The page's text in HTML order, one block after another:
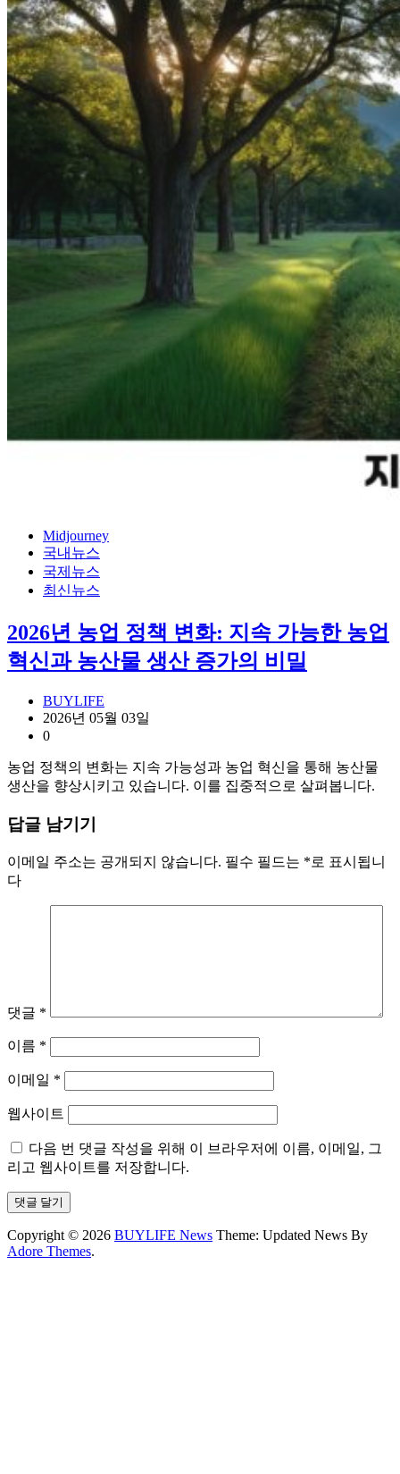
Midjourney
국내뉴스
국제뉴스
최신뉴스
2026년 농업 정책 변화: 지속 가능한 농업
혁신과 농산물 생산 증가의 비밀
BUYLIFE
2026년 05월 03일
0
농업 정책의 변화는 지속 가능성과 농업 혁신을 통해 농산물
생산을 향상시키고 있습니다. 이를 집중적으로 살펴봅니다.
답글 남기기
이메일 주소는 공개되지 않습니다. 필수 필드는 *로 표시됩니
다
댓글 *
이름 *
이메일 *
웹사이트
다음 번 댓글 작성을 위해 이 브라우저에 이름, 이메일, 그
리고 웹사이트를 저장합니다.
Copyright © 2026 BUYLIFE News Theme: Updated News By
Adore Themes.